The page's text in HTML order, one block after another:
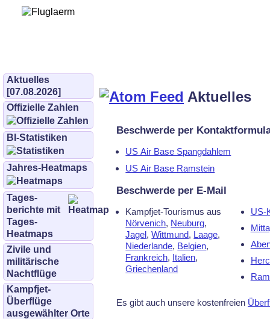
Aktuelles
[07.08.2026]
Offizielle Zahlen
BI-Statistiken
Jahres-Heatmaps
Tages­
berichte mit
Tages-
Heatmaps
Zivile und
militärische
Nachtflüge
Kampfjet-
Überflüge
ausgewählter Orte
Aktuelles
Beschwerde per
US Air Base Spangdahlem
US Air Base Ramstein
Beschwerde per E-Mail
Kampfjet-Tourismus aus
Nörvenich, Neuburg,
Jagel,Wittmund, Laage,
Niederlande, Belgien,
Frankreich, Italien,
Griechenland
US-
Es gibt auch un­se­re kos­ten­frei­en